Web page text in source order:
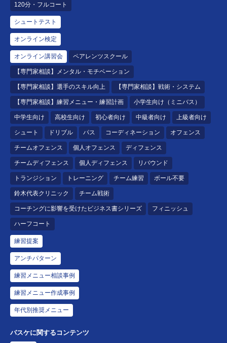
120分・フルコート
シュートテスト
オンライン検定
オンライン講習会 ペアレンツスクール
【専門家相談】メンタル・モチベーション
【専門家相談】選手のスキル向上 【専門家相談】戦術・システム
【専門家相談】練習メニュー・練習計画 小学生向け（ミニバス）
中学生向け 高校生向け 初心者向け 中級者向け 上級者向け
シュート ドリブル パス コーディネーション オフェンス
チームオフェンス 個人オフェンス ディフェンス
チームディフェンス 個人ディフェンス リバウンド
トランジション トレーニング チーム練習 ボール不要
鈴木代表クリニック チーム戦術
コーチングに影響を受けたビジネス書シリーズ フィニッシュ
ハーフコート
練習提案
アンチパターン
練習メニュー相談事例
練習メニュー作成事例
年代別推奨メニュー
バスケに関するコンテンツ